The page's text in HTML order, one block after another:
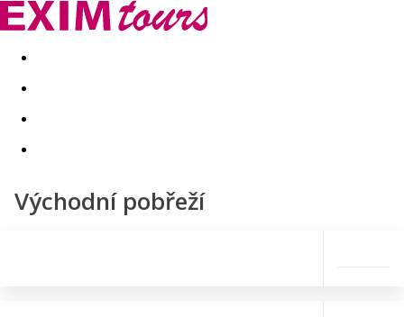
Akční nabídky Last minute
Východní pobřeží